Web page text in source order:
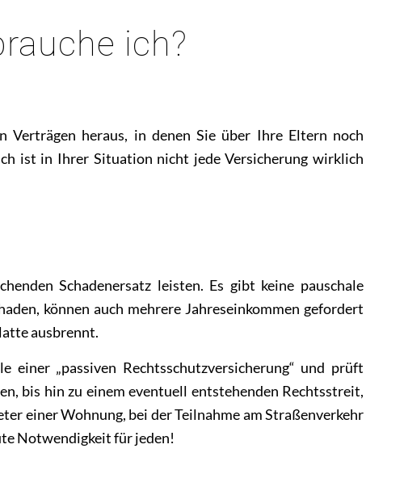
ich?
heraus, in denen Sie über Ihre Eltern noch
ist in Ihrer Situation nicht jede Versicherung wirklich
Schadenersatz leisten. Es gibt keine pauschale
können auch mehrere Jahreseinkommen gefordert
ausbrennt.
„passiven Rechtsschutzversicherung“ und prüft
bis hin zu einem eventuell entstehenden Rechtsstreit,
einer Wohnung, bei der Teilnahme am Straßenverkehr
Notwendigkeit für jeden!